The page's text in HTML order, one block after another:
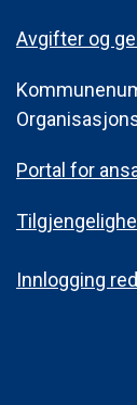
Avgifter og
Portal for
Innlogging